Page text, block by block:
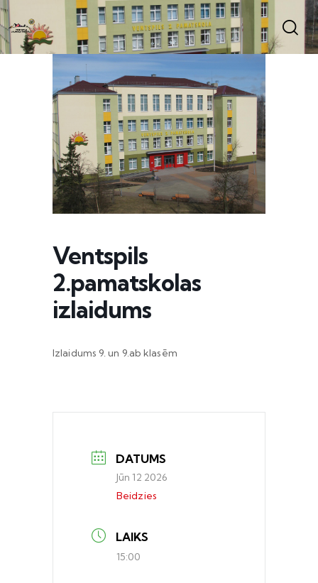
Ventspils
2.pamatskolas
izlaidums
Izlaidums 9. un 9.ab klasēm
DATUMS
Jūn 12 2026
Beidzies
LAIKS
15:00